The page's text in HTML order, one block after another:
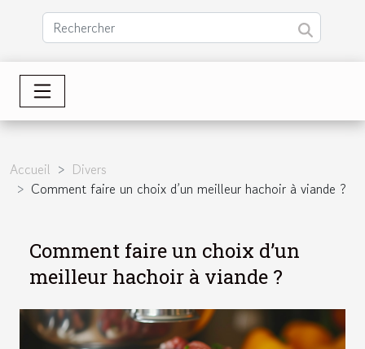
Accueil
Divers
Comment faire un choix d’un meilleur hachoir à viande ?
Comment faire un choix d’un
meilleur hachoir à viande ?